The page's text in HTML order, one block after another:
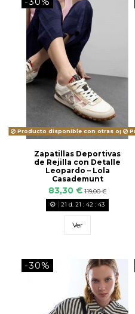
Producto disponible con otras
Zapatillas Deportivas
de Rejilla con Detalle
Leopardo – Lola
Casademunt
83,30 € 119,00 €
21 d. 21 : 42: 42
Ver
-30%